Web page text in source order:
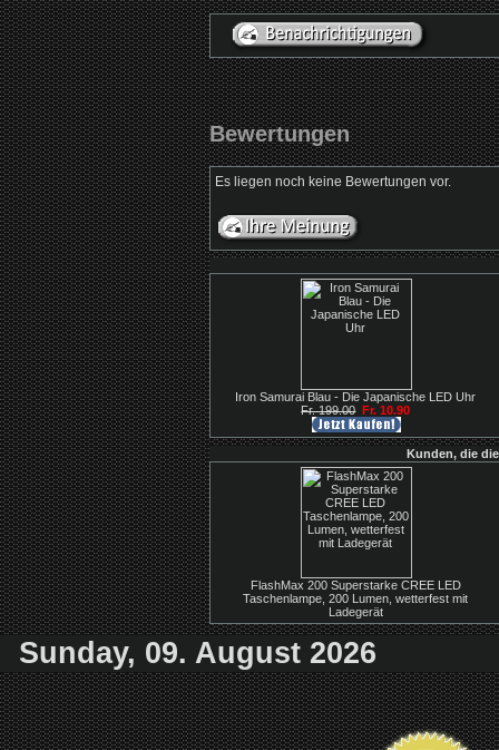
Bewertungen
Es liegen noch keine Bewertungen vor.
Iron Samurai Blau - Die Japanische LED Uhr
Fr. 199.00 Fr. 10.90
Kunden, die
FlashMax 200 Superstarke CREE LED
Taschenlampe, 200 Lumen, wetterfest mit
Ladegerät
Sunday, 09. August 2026